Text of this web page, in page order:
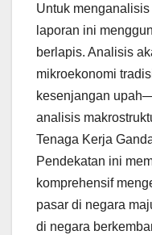
Untuk
laporan ini
berlapis. Analisis
mikroekonomi
kesenjangan
analisis
Tenaga Kerja
Pendekatan ini
komprehensif
pasar di negara
di negara